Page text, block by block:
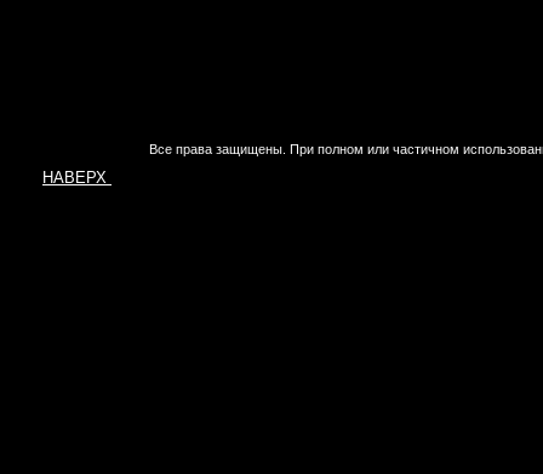
Все права защищены. При полном или частичном
НАВЕРХ